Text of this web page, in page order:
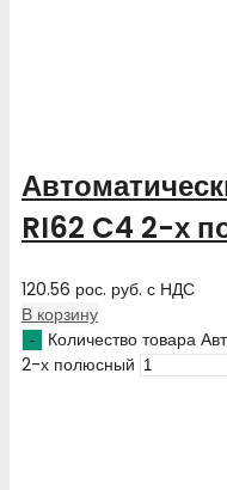
RI62 C4 2-х
120.56 рос. руб. с НДС
В корзину
Количество товара
2-х полюсный